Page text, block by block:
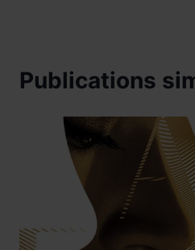
Publications